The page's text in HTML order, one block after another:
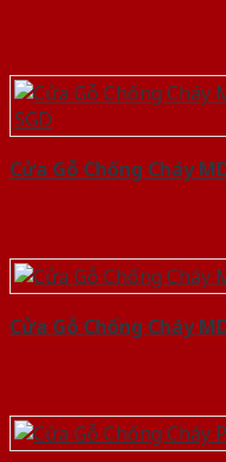
Cửa Gỗ Chống Cháy
Cửa Gỗ Chống Cháy